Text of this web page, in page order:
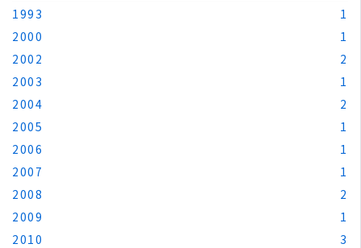
1993
1
2000
1
2002
2
2003
1
2004
2
2005
1
2006
1
2007
1
2008
2
2009
1
2010
3